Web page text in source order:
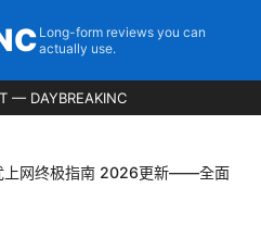
Long-form reviews you can
actually use.
— DAYBREAKINC
上网终极指南 2026更新——全面